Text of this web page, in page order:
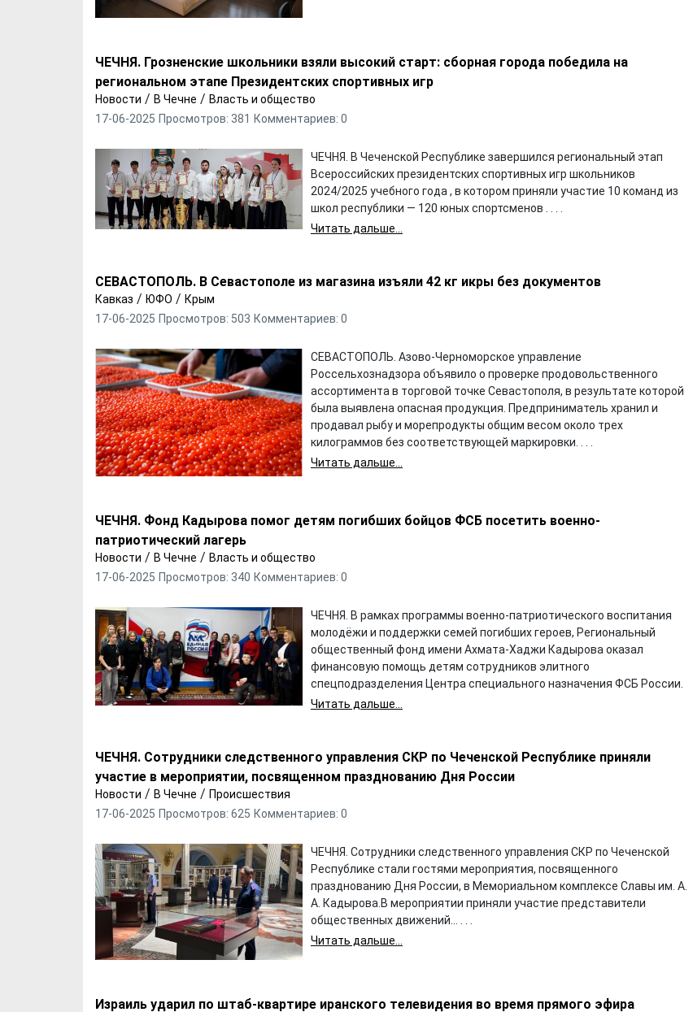
ЧЕЧНЯ. Грозненские школьники взяли высокий старт: сборная города победила на
региональном этапе Президентских спортивных игр
Новости / В Чечне / Власть и общество
17-06-2025 Просмотров: 381 Комментариев: 0
ЧЕЧНЯ. В Чеченской Республике завершился региональный этап
Всероссийских президентских спортивных игр школьников
2024/2025 учебного года , в котором приняли участие 10 команд из
школ республики — 120 юных спортсменов . . . .
Читать дальше...
СЕВАСТОПОЛЬ. В Севастополе из магазина изъяли 42 кг икры без документов
Кавказ / ЮФО / Крым
17-06-2025 Просмотров: 503 Комментариев: 0
СЕВАСТОПОЛЬ. Азово-Черноморское управление
Россельхознадзора объявило о проверке продовольственного
ассортимента в торговой точке Севастополя, в результате которой
была выявлена опасная продукция. Предприниматель хранил и
продавал рыбу и морепродукты общим весом около трех
килограммов без соответствующей маркировки. . . .
Читать дальше...
ЧЕЧНЯ. Фонд Кадырова помог детям погибших бойцов ФСБ посетить военно-
патриотический лагерь
Новости / В Чечне / Власть и общество
17-06-2025 Просмотров: 340 Комментариев: 0
ЧЕЧНЯ. В рамках программы военно-патриотического воспитания
молодёжи и поддержки семей погибших героев, Региональный
общественный фонд имени Ахмата-Хаджи Кадырова оказал
финансовую помощь детям сотрудников элитного
спецподразделения Центра специального назначения ФСБ России.
Читать дальше...
ЧЕЧНЯ. Сотрудники следственного управления СКР по Чеченской Республике приняли
участие в мероприятии, посвященном празднованию Дня России
Новости / В Чечне / Происшествия
17-06-2025 Просмотров: 625 Комментариев: 0
ЧЕЧНЯ. Сотрудники следственного управления СКР по Чеченской
Республике стали гостями мероприятия, посвященного
празднованию Дня России, в Мемориальном комплексе Славы им. А.
А. Кадырова.В мероприятии приняли участие представители
общественных движений... . . .
Читать дальше...
Израиль ударил по штаб-квартире иранского телевидения во время прямого эфира
Хотели бы Вы
переехать в другой
Выбираем дизайн
формы ФК "Ахмат"
Одобряете ли вы